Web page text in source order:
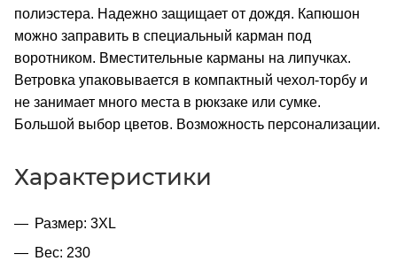
полиэстера. Надежно защищает от дождя. Капюшон
можно заправить в специальный карман под
воротником. Вместительные карманы на липучках.
Ветровка упаковывается в компактный чехол-торбу и
не занимает много места в рюкзаке или сумке.
Большой выбор цветов. Возможность персонализации.
Характеристики
Размер: 3XL
Вес: 230